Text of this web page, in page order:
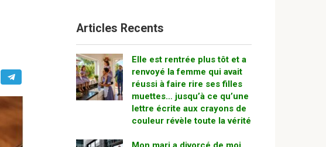
Articles Recents
Elle est rentrée plus tôt et a
renvoyé la femme qui avait
réussi à faire rire ses filles
muettes… jusqu’à ce qu’une
lettre écrite aux crayons de
couleur révèle toute la vérité